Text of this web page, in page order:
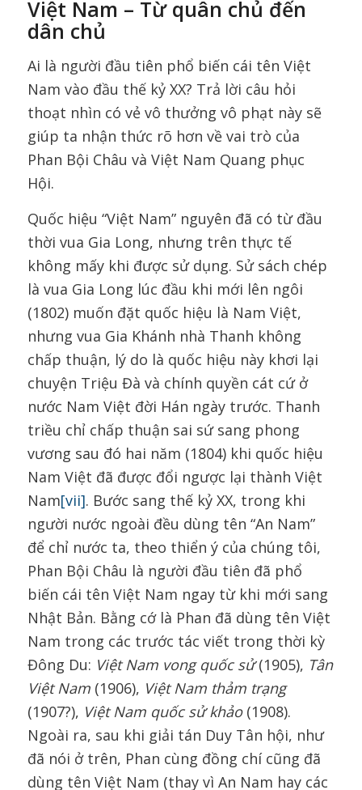
Việt Nam – Từ quân chủ đến
dân chủ
Ai là người đầu tiên phổ biến cái tên Việt
Nam vào đầu thế kỷ XX? Trả lời câu hỏi
thoạt nhìn có vẻ vô thưởng vô phạt này sẽ
giúp ta nhận thức rõ hơn về vai trò của
Phan Bội Châu và Việt Nam Quang phục
Hội.
Quốc hiệu “Việt Nam” nguyên đã có từ đầu
thời vua Gia Long, nhưng trên thực tế
không mấy khi được sử dụng. Sử sách chép
là vua Gia Long lúc đầu khi mới lên ngôi
(1802) muốn đặt quốc hiệu là Nam Việt,
nhưng vua Gia Khánh nhà Thanh không
chấp thuận, lý do là quốc hiệu này khơi lại
chuyện Triệu Đà và chính quyền cát cứ ở
nước Nam Việt đời Hán ngày trước. Thanh
triều chỉ chấp thuận sai sứ sang phong
vương sau đó hai năm (1804) khi quốc hiệu
Nam Việt đã được đổi ngược lại thành Việt
Nam[vii]. Bước sang thế kỷ XX, trong khi
người nước ngoài đều dùng tên “An Nam”
để chỉ nước ta, theo thiển ý của chúng tôi,
Phan Bội Châu là người đầu tiên đã phổ
biến cái tên Việt Nam ngay từ khi mới sang
Nhật Bản. Bằng cớ là Phan đã dùng tên Việt
Nam trong các trước tác viết trong thời kỳ
Đông Du: Việt Nam vong quốc sử(1905), Tân
Việt Nam(1906), Việt Nam thảm trạng
(1907?), Việt Nam quốc sử khảo(1908).
Ngoài ra, sau khi giải tán Duy Tân hội, như
đã nói ở trên, Phan cùng đồng chí cũng đã
dùng tên Việt Nam (thay vì An Nam hay các